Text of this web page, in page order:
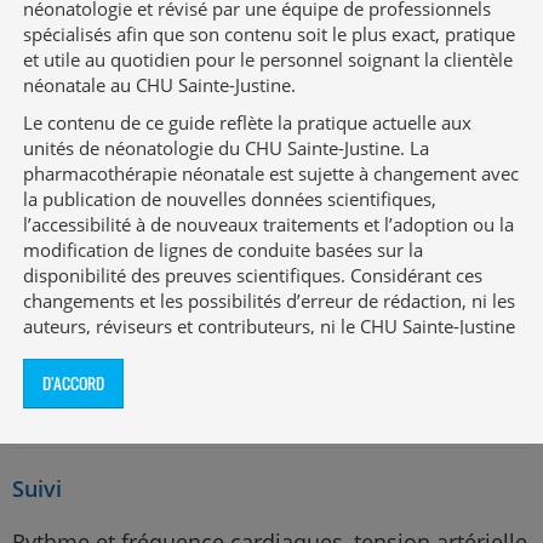
Incompatibilités en dérivé (en Y)
Non applicable
Alimentation parentérale et lipides en dérivé (en
Y)
Non applicable
Effets indésirables
Tachycardie, bradycardie paradoxale (en cas
d’administration trop lente), palpitations,
sédation, anxiété, confusion, psychose,
assèchement de la peau et des muqueuses
Suivi
néonatologie et révisé par une équipe de professionnels
spécialisés afin que son contenu soit le plus exact, pratique
et utile au quotidien pour le personnel soignant la clientèle
néonatale au CHU Sainte-Justine.
Le contenu de ce guide reflète la pratique actuelle aux
unités de néonatologie du CHU Sainte-Justine. La
pharmacothérapie néonatale est sujette à changement avec
la publication de nouvelles données scientifiques,
l’accessibilité à de nouveaux traitements et l’adoption ou la
modification de lignes de conduite basées sur la
disponibilité des preuves scientifiques. Considérant ces
changements et les possibilités d’erreur de rédaction, ni les
auteurs, réviseurs et contributeurs, ni le CHU Sainte-Justine
guide soit exacte, complète et exempte d’erreurs.
Ce guide a été développé pour les unités de néonatologie
du CHU Sainte-Justine, un hôpital universitaire de soins
pas convenir à d’autres milieux dont la clientèle, le mode
D'ACCORD